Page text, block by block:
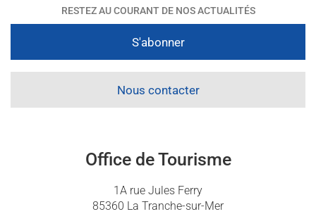
RESTEZ AU COURANT DE NOS ACTUALITÉS
S'abonner
Nous contacter
Office de Tourisme
1A rue Jules Ferry
85360 La Tranche-sur-Mer